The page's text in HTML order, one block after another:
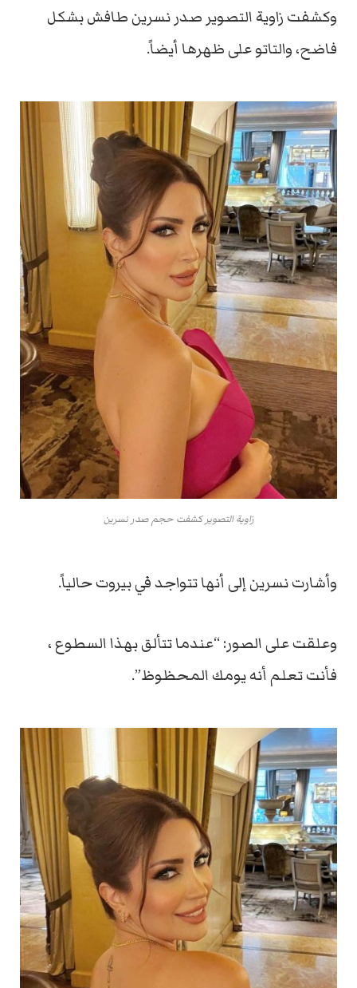
وكشفت زاوية التصوير صدر نسرين طافش بشكل
فاضح، والتاتو على ظهرها أيضاً.
زاوية التصوير كشفت حجم صدر نسرين
وأشارت نسرين إلى أنها تتواجد في بيروت حالياً.
وعلقت على الصور: “عندما تتألق بهذا السطوع ،
فأنت تعلم أنه يومك المحظوظ”.